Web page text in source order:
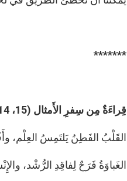
*******
قِراءَةٌ مِن سِفرِ الأَمثال (15، 14. 21-22. 33)
القَلْبُ الفَطِنُ يَلتَمِسُ العِلْم،
الغَباوَةُ فَرَحٌ لِفاقِدِ الرُّشْد،